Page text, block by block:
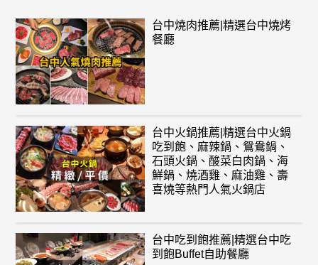
台中燒肉推薦|精選台中燒烤
餐廳
台中火鍋推薦|精選台中火鍋
吃到飽、麻辣鍋、鴛鴦鍋、
石頭火鍋、酸菜白肉鍋、海
鮮鍋、燒酒雞、麻油雞、壽
喜燒等熱門人氣火鍋店
台中吃到飽推薦|精選台中吃
到飽Buffet自助餐廳